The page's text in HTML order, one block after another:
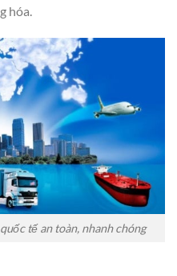
hóa.
tế an toàn, nhanh chóng